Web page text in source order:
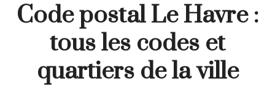
Code postal Le Havre :
tous les codes et
quartiers de la ville